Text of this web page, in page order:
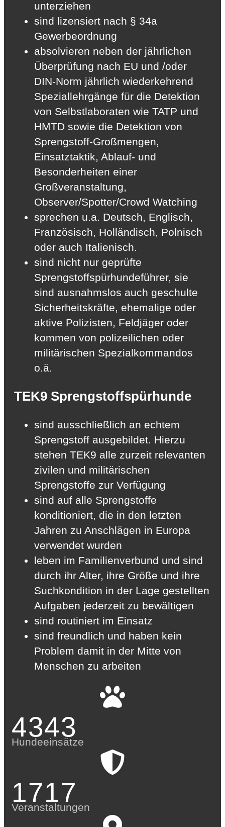
unterziehen
sind lizensiert nach § 34a
Gewerbeordnung
absolvieren neben der jährlichen
Überprüfung nach EU und /oder
DIN-Norm jährlich wiederkehrend
Speziallehrgänge für die Detektion
von Selbstlaboraten wie TATP und
HMTD sowie die Detektion von
Sprengstoff-Großmengen,
Einsatztaktik, Ablauf- und
Besonderheiten einer
Großveranstaltung,
Observer/Spotter/Crowd Watching
sprechen u.a. Deutsch, Englisch,
Französisch, Holländisch, Polnisch
oder auch Italienisch.
sind nicht nur geprüfte
Sprengstoffspürhundeführer, sie
sind ausnahmslos auch geschulte
Sicherheitskräfte, ehemalige oder
aktive Polizisten, Feldjäger oder
kommen von polizeilichen oder
militärischen Spezialkommandos
o.ä.
TEK9 Sprengstoffspürhunde
sind ausschließlich an echtem
Sprengstoff ausgebildet. Hierzu
stehen TEK9 alle zurzeit relevanten
zivilen und militärischen
Sprengstoffe zur Verfügung
sind auf alle Sprengstoffe
konditioniert, die in den letzten
Jahren zu Anschlägen in Europa
verwendet wurden
leben im Familienverbund und sind
durch ihr Alter, ihre Größe und ihre
Suchkondition in der Lage gestellten
Aufgaben jederzeit zu bewältigen
sind routiniert im Einsatz
sind freundlich und haben kein
Problem damit in der Mitte von
Menschen zu arbeiten
4343
Hundeeinsätze
1717
Veranstaltungen